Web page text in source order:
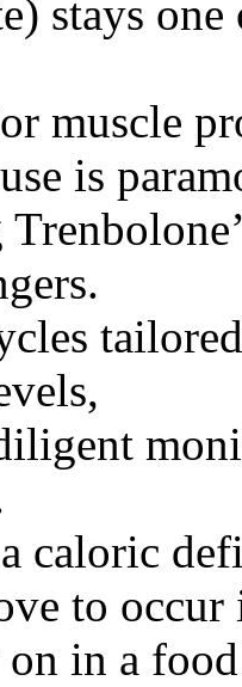
stays
muscle
is
caloric
to
in a